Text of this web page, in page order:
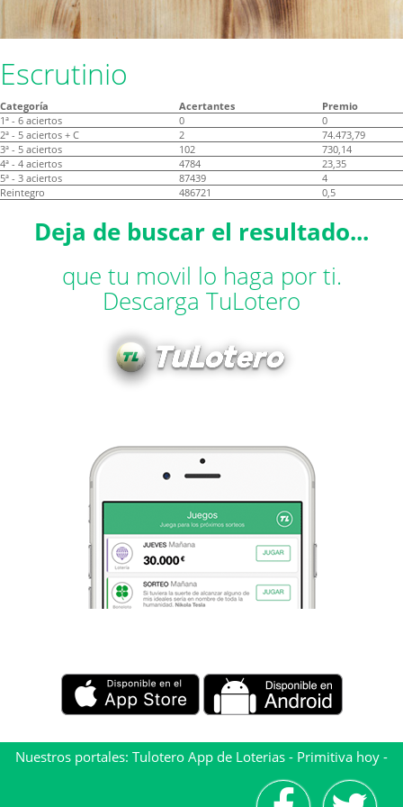
Escrutinio
Categoría Acertantes
Premio
1ª - 6 aciertos
0
0
2ª - 5 aciertos + C
2
74.473,79
3ª - 5 aciertos
102
730,14
4ª - 4 aciertos
4784
23,35
5ª - 3 aciertos
87439
4
Reintegro
486721 0,5
Deja de buscar el resultado...
que tu movil lo haga por ti.
Descarga TuLotero
Nuestros portales: Tulotero App de Loterias - Primitiva hoy -